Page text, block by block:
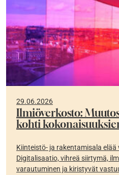
29.06.2026
Ilmiöverkosto:
kohti
Kiinteistö- ja rakentamisala
Digitalisaatio, vihreä siirtymä,
varautuminen ja kiristyvät